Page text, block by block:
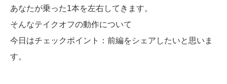
あなたが乗った1本を左右してきます。
そんなテイクオフの動作について
今日はチェックポイント：前編をシェアしたいと思いま
す。